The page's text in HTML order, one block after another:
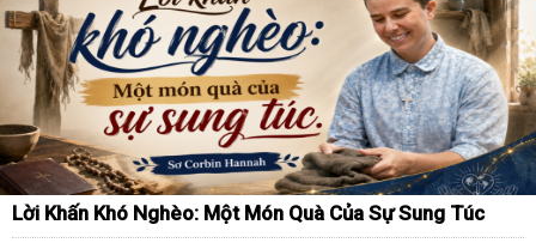
Lời Khấn Khó Nghèo: Một Món Quà Của Sự Sung Túc